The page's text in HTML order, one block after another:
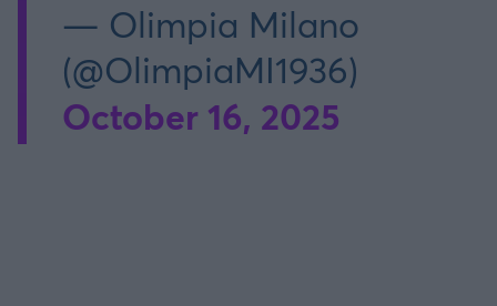
— Olimpia Milano
(@OlimpiaMI1936)
October 16, 2025